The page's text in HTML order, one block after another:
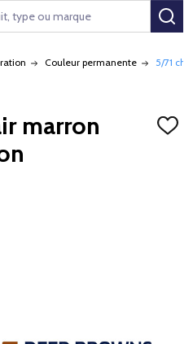
Couleur permanente 5/71
marron